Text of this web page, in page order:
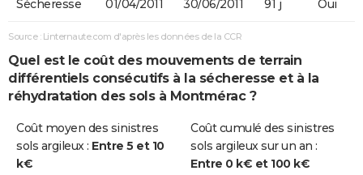
Sécheresse 01/04/2011 30/06/2011 91 j Oui
Source : Linternaute.com d'après les données de la CCR
Quel est le coût des mouvements de terrain
différentiels consécutifs à la sécheresse et à la
réhydratation des sols à Montmérac ?
Coût moyen des sinistres
sols argileux : Entre 5 et 10
k€
Coût cumulé des sinistres
sols argileux sur un an :
Entre 0 k€ et 100 k€